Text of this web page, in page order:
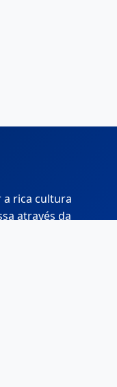
a rica cultura
através da